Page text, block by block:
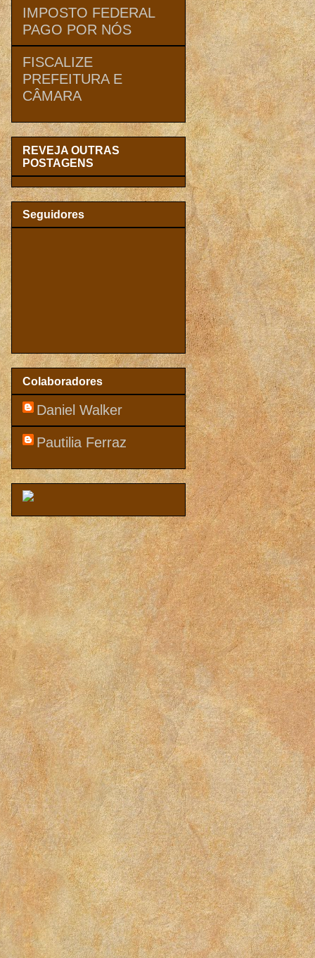
IMPOSTO FEDERAL
PAGO POR NÓS
FISCALIZE
PREFEITURA E
CÂMARA
REVEJA OUTRAS
POSTAGENS
Seguidores
Colaboradores
Daniel Walker
Pautilia Ferraz